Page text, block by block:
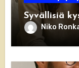
Syvällisiä
Niko